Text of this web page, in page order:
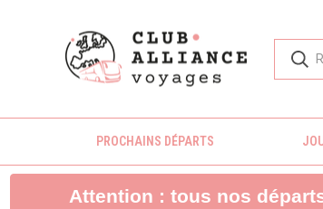
PROCHAINS DÉPARTS
Attention : tous nos